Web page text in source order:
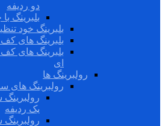
دو ردیفه
بلبرینگ
بلبرینگ خود
بلبرینگ های
بلبرینگ های
ای
رولبرینگ ها
رولبرینگ های
رولبرینگ
یک ردیفه
رولبرینگ